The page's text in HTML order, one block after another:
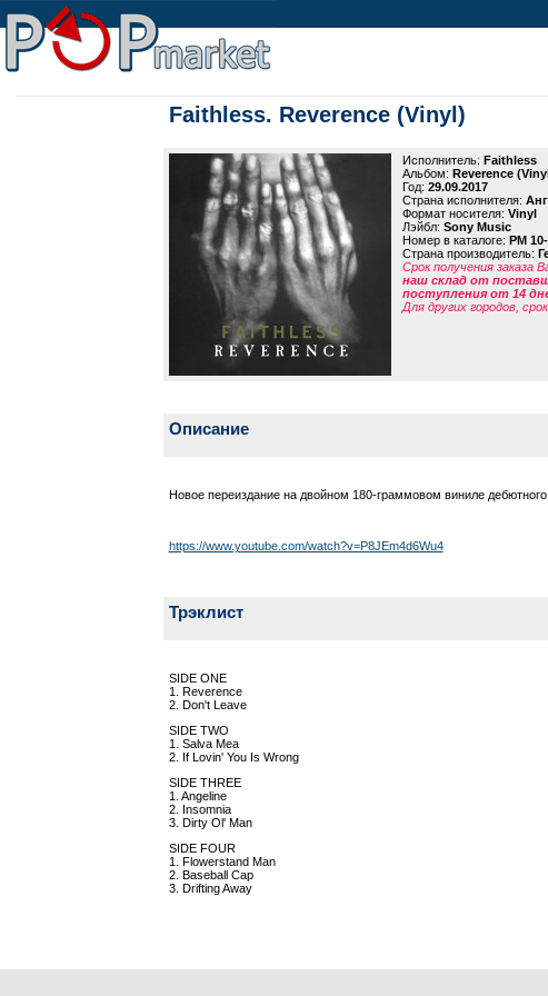
Faithless. Reverence (Vinyl)
Исполнитель: Faithless
Альбом: Reverence
Год: 29.09.2017
Страна исполнителя:
Формат носителя: Vinyl
Лэйбл: Sony Music
Номер в каталоге: PM
Страна производитель:
Срок получения заказа
наш склад от
поступления от 14
Для других городов,
Описание
Новое переиздание на двойном 180-граммовом виниле
https://www.youtube.com/watch?v=P8JEm4d6Wu4
Трэклист
SIDE ONE
1. Reverence
2. Don't Leave
SIDE TWO
1. Salva Mea
2. If Lovin' You Is Wrong
SIDE THREE
1. Angeline
2. Insomnia
3. Dirty Ol' Man
SIDE FOUR
1. Flowerstand Man
2. Baseball Cap
3. Drifting Away